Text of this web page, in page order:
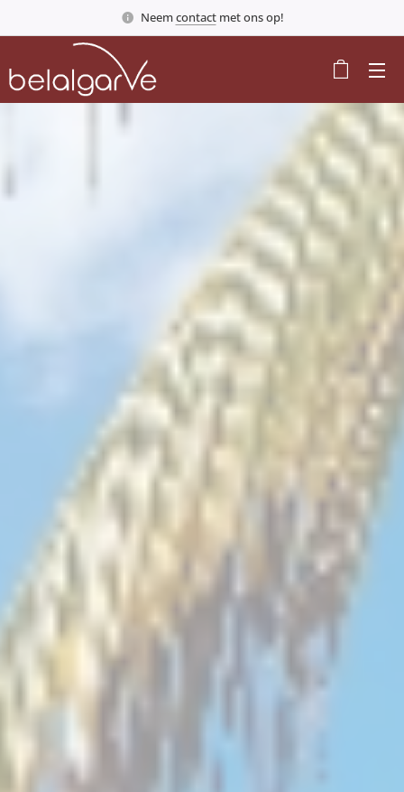
Neemcontactmet ons op!